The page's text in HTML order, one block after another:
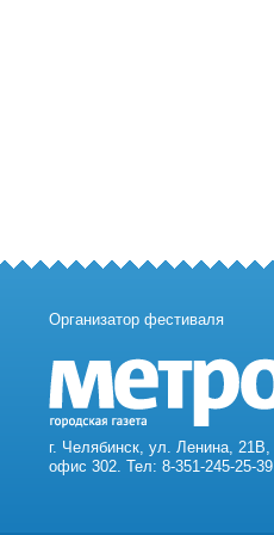
Организатор фестиваля
г. Челябинск, ул. Ленина, 21В,
офис 302. Тел: 8-351-245-25-39